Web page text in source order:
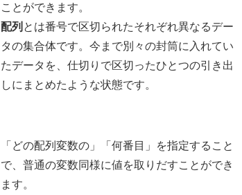
ことができます。
配列 とは番号で区切られたそれぞれ異なるデー
タの集合体です。今まで別々の封筒に入れてい
たデータを、仕切りで区切ったひとつの引き出
しにまとめたような状態です。
「どの配列変数の」「何番目」を指定すること
で、普通の変数同様に値を取りだすことができ
ます。